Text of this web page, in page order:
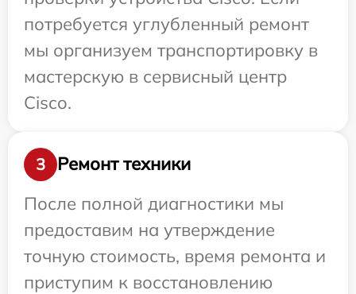
потребуется углубленный ремонт
мы организуем транспортировку в
мастерскую в сервисный центр
Cisco.
3
Ремонт техники
После полной диагностики мы
предоставим на утверждение
точную стоимость, время ремонта и
приступим к восстановлению